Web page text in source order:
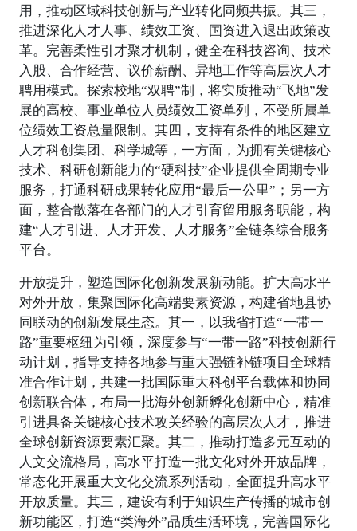
用，推动区域科技创新与产业转化同频共振。其三，
推进深化人才人事、绩效工资、国资进入退出政策改
革。完善柔性引才聚才机制，健全在科技咨询、技术
入股、合作经营、议价薪酬、异地工作等高层次人才
聘用模式。探索校地“双聘”制，将实质推动“飞地”发
展的高校、事业单位人员绩效工资单列，不受所属单
位绩效工资总量限制。其四，支持有条件的地区建立
人才科创集团、科学城等，一方面，为拥有关键核心
技术、科研创新能力的“硬科技”企业提供全周期专业
服务，打通科研成果转化应用“最后一公里”；另一方
面，整合散落在各部门的人才引育留用服务职能，构
建“人才引进、人才开发、人才服务”全链条综合服务
平台。
开放提升，塑造国际化创新发展新动能。扩大高水平
对外开放，集聚国际化高端要素资源，构建省地县协
同联动的创新发展生态。其一，以我省打造“一带一
路”重要枢纽为引领，深度参与“一带一路”科技创新行
动计划，指导支持各地参与重大强链补链项目全球精
准合作计划，共建一批国际重大科创平台载体和协同
创新联合体，布局一批海外创新孵化创新中心，精准
引进具备关键核心技术攻关经验的高层次人才，推进
全球创新资源要素汇聚。其二，推动打造多元互动的
人文交流格局，高水平打造一批文化对外开放品牌，
常态化开展重大文化交流系列活动，全面提升高水平
开放质量。其三，建设有利于知识生产传播的城市创
新功能区，打造“类海外”品质生活环境，完善国际化